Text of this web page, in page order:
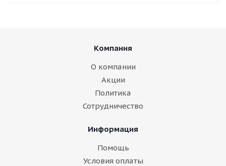
Компания
О компании
Акции
Политика
Сотрудничество
Информация
Помощь
Условия оплаты